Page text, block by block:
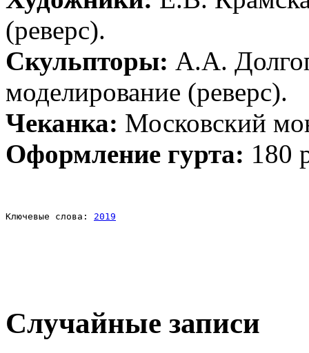
(реверс).
Скульпторы: А.А.
моделирование (реверс).
Чеканка: Московский
Оформление гурта: 180
Ключевые слова: 2019
Случайные записи